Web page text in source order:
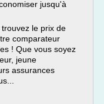
jusqu'à
le prix de
comparateur
! Que vous soyez
jeune
assurances